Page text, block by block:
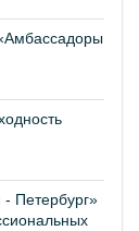
Петербург»